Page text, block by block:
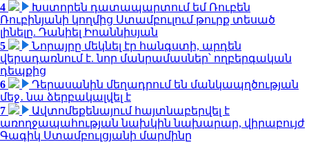
4
Խստորեն դատապարտում եմ Ռուբեն
Ռուբինյանի կողմից Ստամբուլում թուրք տեսած
լինելը. Դանիել Իոաննիսյան
5
Նորայրը մեկնել էր հանգստի, արդեն
վերադառնում է. նոր մանրամասներ՝ ողբերգական
դեպքից
6
Դերասանին մեղադրում են մանկապղծության
մեջ․ նա ձերբակալվել է
7
Ավտոմեքենայում հայտնաբերվել է
առողջապահության նախկին նախարար, վիրաբույժ
Գագիկ Ստամբուլցյանի մարմինը